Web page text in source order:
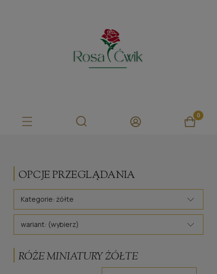
OPCJE PRZEGLĄDANIA
Kategorie: żółte
wariant: (wybierz)
RÓŻE MINIATURY ŻÓŁTE